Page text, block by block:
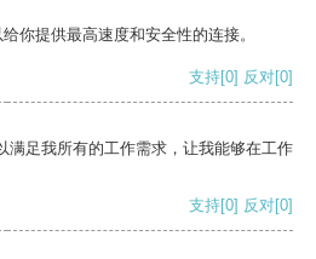
你提供最高速度和安全性的连接。
支持[0] 反对[0]
满足我所有的工作需求，让我能够在工作
支持[0] 反对[0]